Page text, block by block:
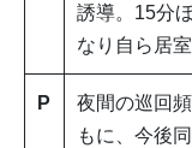
誘導。15分
なり自ら居
P
夜間の巡回
もに、今後